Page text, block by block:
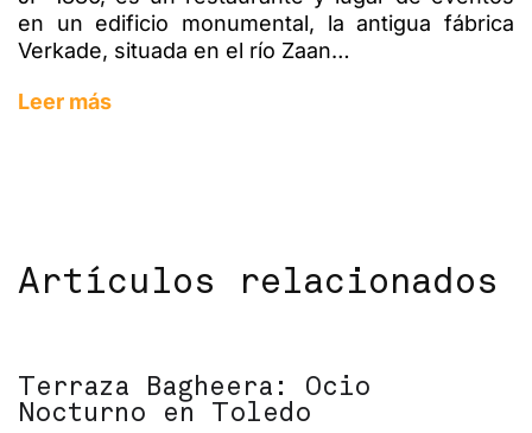
en un edificio monumental, la antigua fábrica
Verkade, situada en el río Zaan…
Leer más
Artículos relacionados
Terraza Bagheera: Ocio
Nocturno en Toledo